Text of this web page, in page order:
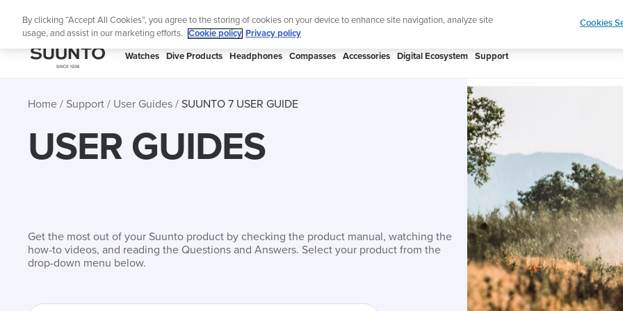
Lightweight sports watch designed for runners Shop
SUUNTO
Watches Dive Products Headphones Compasses Accessories Digital Ecosystem Support
Home Support User Guides SUUNTO 7 USER GUIDE
USER GUIDES
Get the most out of your Suunto product by checking the product manual, watching the
how-to videos, and reading the Questions and Answers. Select your product from the
drop-down menu below.
By clicking “Accept All Cookies”, you agree to the storing of cookies on your device to enhance site navigation, analyze site
usage, and assist in our marketing efforts.
Cookie policy Privacy policy
Cookies